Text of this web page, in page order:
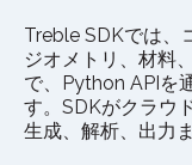
Treble SDKでは、
ジオメトリ、材料
で、Python APIを
す。SDKがクラウ
生成、解析、出力